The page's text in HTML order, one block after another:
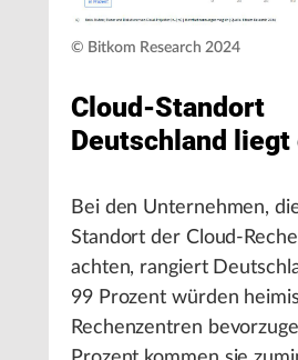
© Bitkom Research 2024
Cloud-Standort
Deutschland liegt
Bei den Unternehmen,
Standort der Cloud-
achten, rangiert
99 Prozent würden
Rechenzentren